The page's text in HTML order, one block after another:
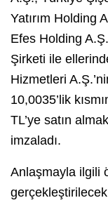
Yatırım Holding
Efes Holding
Şirketi ile
Hizmetleri
10,0035’lik
TL’ye satın
imzaladı.
Anlaşmayla ilgili